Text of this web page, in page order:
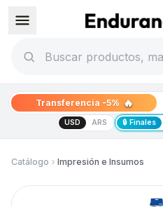
Transferencia -5% 🔥
USD ARS 🔒 Finales
Catálogo Impresión e Insumos